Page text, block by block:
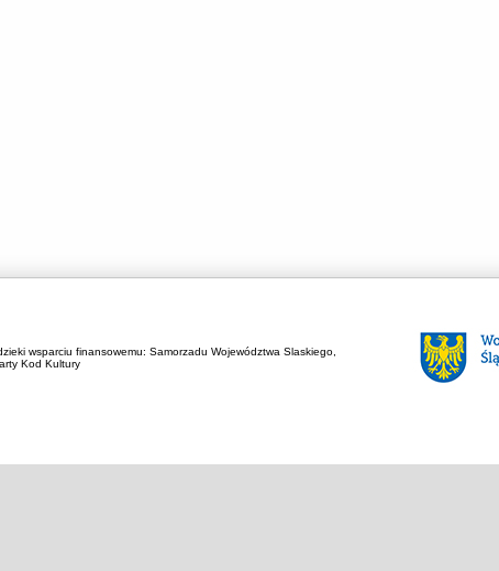
wsparciu finansowemu: Samorzadu Województwa Slaskiego,
Kod Kultury